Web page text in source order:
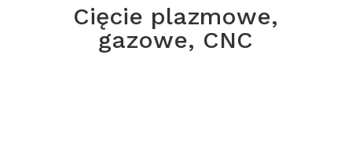
Cięcie plazmowe,
gazowe, CNC